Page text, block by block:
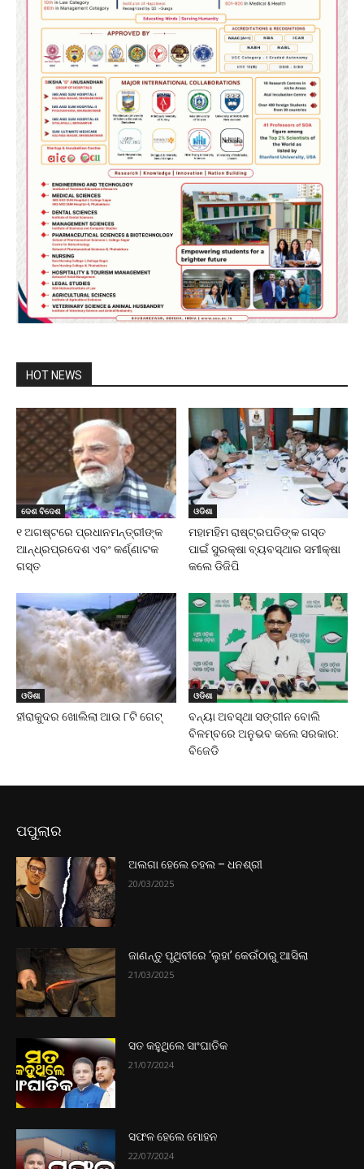
HOT NEWS
ଦେଶ ବିଦେଶ
୧ ଅଗଷ୍ଟରେ ପ୍ରଧାନମନ୍ତ୍ରୀଙ୍କ
ଆନ୍ଧ୍ରପ୍ରଦେଶ ଏବଂ କର୍ଣ୍ଣାଟକ
ଗସ୍ତ
ଓଡିଶା
ମହାମହିମ ରାଷ୍ଟ୍ରପତିଙ୍କ ଗସ୍ତ
ପାଇଁ ସୁରକ୍ଷା ବ୍ୟବସ୍ଥାର ସମୀକ୍ଷା
କଲେ ଡିଜିପି
ଓଡିଶା
ହୀରାକୁଦର ଖୋଲିଲା ଆଉ ୮ଟି ଗେଟ୍
ଓଡିଶା
ବନ୍ୟା ଅବସ୍ଥା ସଙ୍ଗୀନ ବୋଲି
ବିଳମ୍ବରେ ଅନୁଭବ କଲେ ସରକାର:
ବିଜେଡି
ପପୁଲାର
ଅଲଗା ହେଲେ ଚହଲ – ଧନଶ୍ରୀ
20/03/2025
ଜାଣନ୍ତୁ ପୃଥିବୀରେ ‘ଲୁହା’ କେଉଁଠାରୁ ଆସିଲା
21/03/2025
ସତ କହୁଥିଲେ ସାଂଘାତିକ
21/07/2024
ସଫଳ ହେଲେ ମୋହନ
22/07/2024